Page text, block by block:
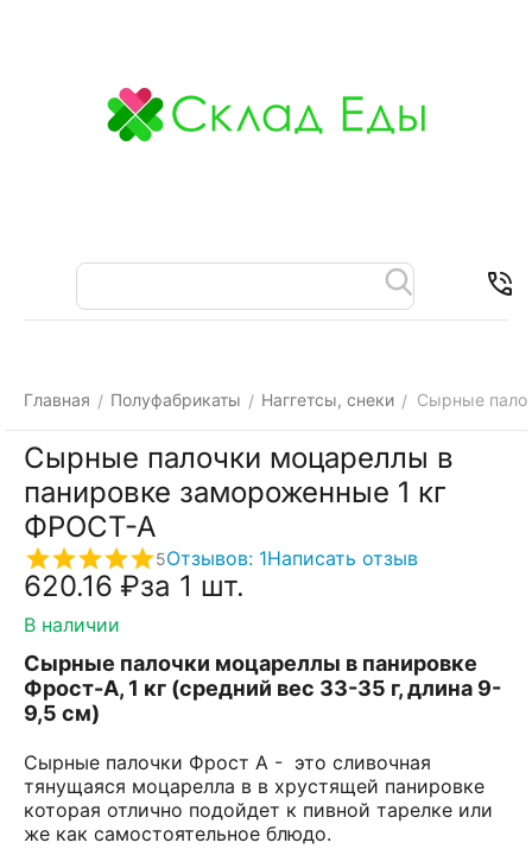
Главная / Полуфабрикаты / Наггетсы, снеки / Сырные
Сырные палочки моцареллы в
панировке замороженные 1 кг
ФРОСТ-А
5Отзывов: 1Написать отзыв
620.16 ₽за 1 шт.
В наличии
Сырные палочки моцареллы в панировке
Фрост-А, 1 кг (средний вес 33-35 г, длина 9-
9,5 см)
Сырные палочки Фрост А - это сливочная
тянущаяся моцарелла в в хрустящей панировке
которая отлично подойдет к пивной тарелке или
же как самостоятельное блюдо.